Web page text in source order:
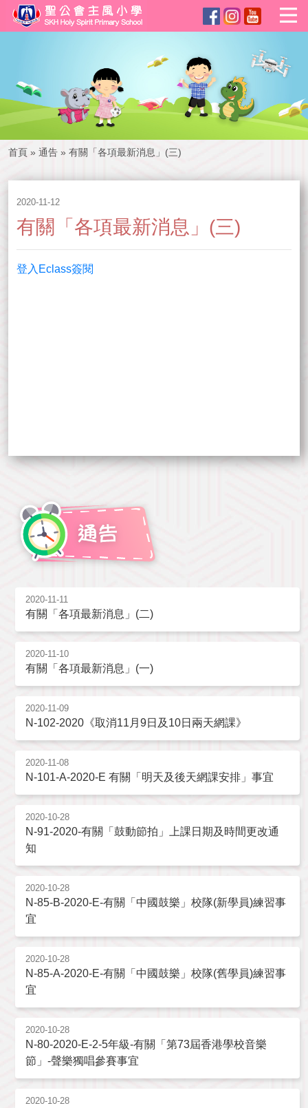
首頁 » 通告 » 有關「各項最新消息」(三)
2020-11-12
有關「各項最新消息」(三)
登入Eclass簽閱
2020-11-11
有關「各項最新消息」(二)
2020-11-10
有關「各項最新消息」(一)
2020-11-09
N-102-2020《取消11月9日及10日兩天網課》
2020-11-08
N-101-A-2020-E 有關「明天及後天網課安排」事宜
2020-10-28
N-91-2020-有關「鼓動節拍」上課日期及時間更改通
知
2020-10-28
N-85-B-2020-E-有關「中國鼓樂」校隊(新學員)練習事
宜
2020-10-28
N-85-A-2020-E-有關「中國鼓樂」校隊(舊學員)練習事
宜
2020-10-28
N-80-2020-E-2-5年級-有關「第73屆香港學校音樂
節」-聲樂獨唱參賽事宜
2020-10-28